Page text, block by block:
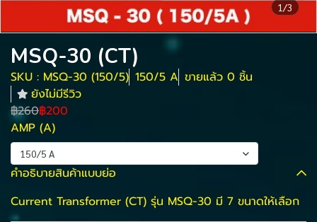
1/3
MSQ-30 (CT)
SKU : MSQ-30 (150/5) 150/5 A ขายแล้ว 0 ชิ้น
ยังไม่มีรีวิว
฿260฿200
AMP (A)
150/5 A
คำอธิบายสินค้าแบบย่อ
Current Transformer (CT) รุ่น MSQ-30 มี 7 ขนาดให้เลือก